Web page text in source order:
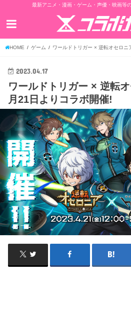
最新アニメ・漫画・ゲーム・声優・映画等
HOME ゲーム ワールドトリガー × 逆転オセロ
2023.04.17
ワールドトリガー × 逆転
月21日よりコラボ開催!